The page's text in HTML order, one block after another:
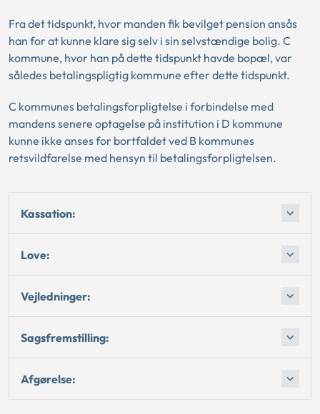
Fra det tidspunkt, hvor manden fik bevilget pension ansås
han for at kunne klare sig selv i sin selvstændige bolig. C
kommune, hvor han på dette tidspunkt havde bopæl, var
således betalingspligtig kommune efter dette tidspunkt.
C kommunes betalingsforpligtelse i forbindelse med
mandens senere optagelse på institution i D kommune
kunne ikke anses for bortfaldet ved B kommunes
retsvildfarelse med hensyn til betalingsforpligtelsen.
Kassation:
Love:
Vejledninger:
Sagsfremstilling:
Afgørelse: